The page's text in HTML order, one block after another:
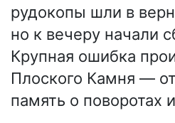
рудокопы шли в
но к вечеру начали
Крупная ошибка
Плоского Камня —
память о поворотах